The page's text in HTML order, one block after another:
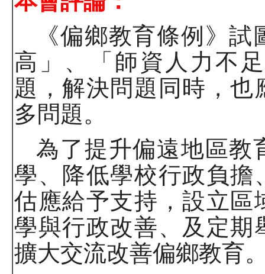
《偏鄉教育條例》
高」、「師資人力不
題，解決問題同時，
多問題。
為了提升偏遠地區教
學、降低學校行政負擔
估應給予支持，設立區
學與行政改善、及定期
擴大交流改善偏鄉教育